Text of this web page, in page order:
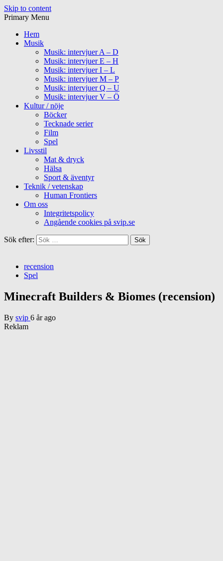
Skip to content
Primary Menu
Hem
Musik
Musik: intervjuer A – D
Musik: intervjuer E – H
Musik: intervjuer I – L
Musik: intervjuer M – P
Musik: intervjuer Q – U
Musik: intervjuer V – Ö
Kultur / nöje
Böcker
Tecknade serier
Film
Spel
Livsstil
Mat & dryck
Hälsa
Sport & äventyr
Teknik / vetenskap
Human Frontiers
Om oss
Integritetspolicy
Angående cookies på svip.se
Sök efter:
recension
Spel
Minecraft Builders & Biomes (recension)
By svip 6 år ago
Reklam